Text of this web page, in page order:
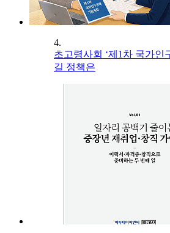
4.
초고령사회 ‘제1차 국가인
길 정책은